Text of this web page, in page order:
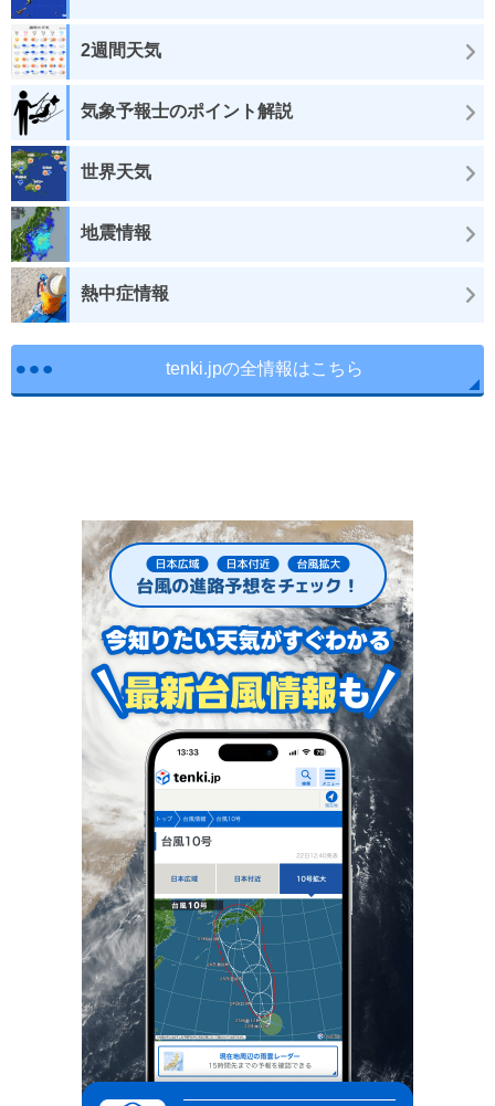
2週間天気
気象予報士のポイント解説
世界天気
地震情報
熱中症情報
tenki.jpの全情報はこちら